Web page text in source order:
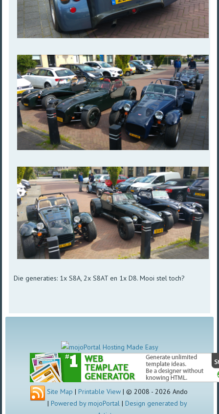
Die generaties: 1x S8A, 2x S8AT en 1x D8. Mooi stel toch?
Site Map | Printable View | © 2008 - 2026 Ando
| Powered by mojoPortal | Design generated by